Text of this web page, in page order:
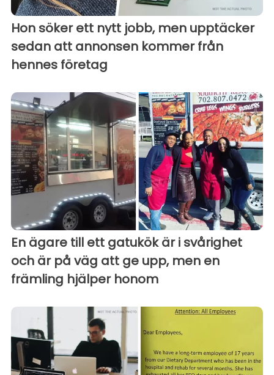
Hon söker ett nytt jobb, men upptäcker
sedan att annonsen kommer från
hennes företag
En ägare till ett gatukök är i svårighet
och är på väg att ge upp, men en
främling hjälper honom